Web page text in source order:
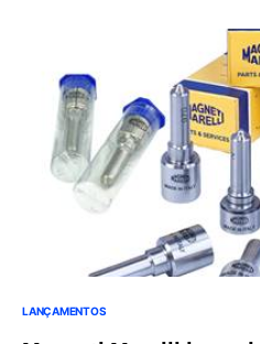
LANÇAMENTOS